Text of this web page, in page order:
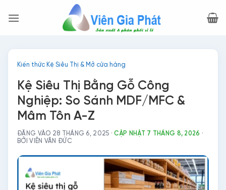
qua
Kiến thức Kệ Siêu Thị & Mở cửa hàng
Kệ Siêu Thị Bằng Gỗ Công
Nghiệp: So Sánh MDF/MFC &
Mâm Tôn A-Z
ĐĂNG VÀO 28 THÁNG 6, 2025 ·CẬP NHẬT 7 THÁNG 8, 2026 ·
BỞI VIÊN VĂN ĐỨC